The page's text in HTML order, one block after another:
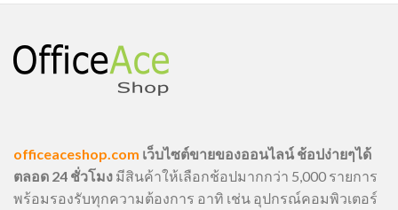
officeaceshop.com เว็บไซต์ขายของออนไลน์ ช้อปง่ายๆได้
ตลอด 24 ชั่วโมง มีสินค้าให้เลือกช้อปมากกว่า 5,000 รายการ
พร้อมรองรับทุกความต้องการ อาทิ เช่น อุปกรณ์คอมพิวเตอร์